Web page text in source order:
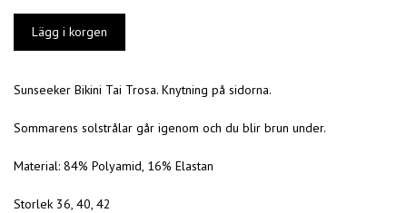
Sunseeker Bikini Tai Trosa. Knytning på sidorna.
Sommarens solstrålar går igenom och du blir brun under.
Material: 84% Polyamid, 16% Elastan
Storlek 36, 40, 42